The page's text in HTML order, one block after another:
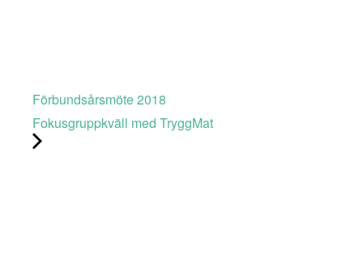
Förbundsårsmöte 2018
Fokusgruppkväll med TryggMat